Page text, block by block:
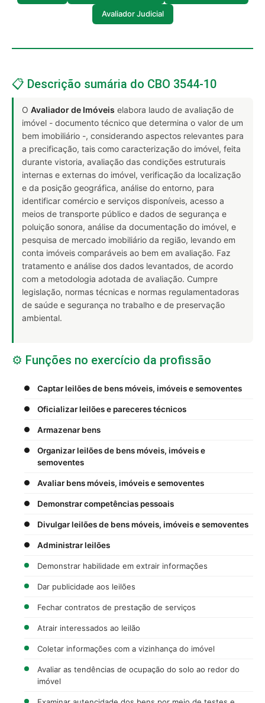
Avaliador Judicial
📋 Descrição sumária do CBO 3544-10
O Avaliador de Imóveis elabora laudo de avaliação de
imóvel - documento técnico que determina o valor de um
bem imobiliário -, considerando aspectos relevantes para
a precificação, tais como caracterização do imóvel, feita
durante vistoria, avaliação das condições estruturais
internas e externas do imóvel, verificação da localização
e da posição geográfica, análise do entorno, para
identificar comércio e serviços disponíveis, acesso a
meios de transporte público e dados de segurança e
poluição sonora, análise da documentação do imóvel, e
pesquisa de mercado imobiliário da região, levando em
conta imóveis comparáveis ao bem em avaliação. Faz
tratamento e análise dos dados levantados, de acordo
com a metodologia adotada de avaliação. Cumpre
legislação, normas técnicas e normas regulamentadoras
de saúde e segurança no trabalho e de preservação
ambiental.
⚙️ Funções no exercício da profissão
Captar leilões de bens móveis, imóveis e semoventes
Oficializar leilões e pareceres técnicos
Armazenar bens
Organizar leilões de bens móveis, imóveis e
semoventes
Avaliar bens móveis, imóveis e semoventes
Demonstrar competências pessoais
Divulgar leilões de bens móveis, imóveis e semoventes
Administrar leilões
Demonstrar habilidade em extrair informações
Dar publicidade aos leilões
Fechar contratos de prestação de serviços
Atrair interessados ao leilão
Coletar informações com a vizinhança do imóvel
Avaliar as tendências de ocupação do solo ao redor do
imóvel